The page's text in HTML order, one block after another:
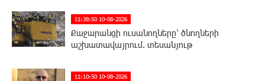
11:38:50 10-08-2026
Քաջարանցի ուսանողները՝ ծնողների
աշխատավայրում. տեսանյութ
11:10:50 10-08-2026